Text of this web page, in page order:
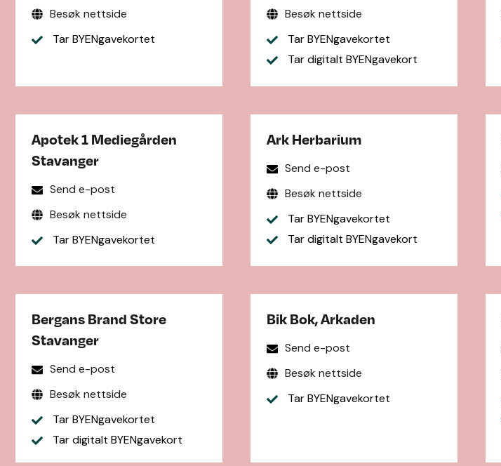
Besøk nettside
Tar BYENgavekortet
Besøk nettside
Tar BYENgavekortet
Tar digitalt BYENgavekort
Apotek 1 Mediegården
Stavanger
Send e-post
Besøk nettside
Tar BYENgavekortet
Ark Herbarium
Send e-post
Besøk nettside
Tar BYENgavekortet
Tar digitalt BYENgavekort
Bergans Brand Store
Stavanger
Send e-post
Besøk nettside
Tar BYENgavekortet
Tar digitalt BYENgavekort
Bik Bok, Arkaden
Send e-post
Besøk nettside
Tar BYENgavekortet